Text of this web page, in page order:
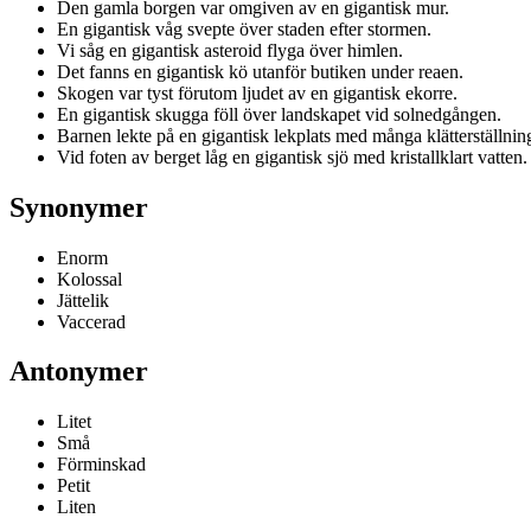
Den gamla borgen var omgiven av en gigantisk mur.
En gigantisk våg svepte över staden efter stormen.
Vi såg en gigantisk asteroid flyga över himlen.
Det fanns en gigantisk kö utanför butiken under reaen.
Skogen var tyst förutom ljudet av en gigantisk ekorre.
En gigantisk skugga föll över landskapet vid solnedgången.
Barnen lekte på en gigantisk lekplats med många
Vid foten av berget låg en gigantisk sjö med kristallklart vatten.
Synonymer
Enorm
Kolossal
Jättelik
Vaccerad
Antonymer
Litet
Små
Förminskad
Petit
Liten